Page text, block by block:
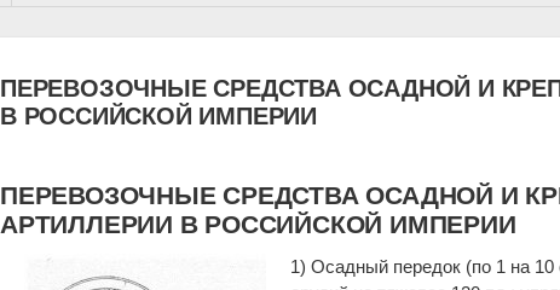
ПЕРЕВОЗОЧНЫЕ СРЕДСТВА ОСАДНОЙ И
В РОССИЙСКОЙ ИМПЕРИИ
ПЕРЕВОЗОЧНЫЕ СРЕДСТВА ОСАДНОЙ И
АРТИЛЛЕРИИ В РОССИЙСКОЙ ИМПЕРИИ
1) Осадный передок (по 1 на